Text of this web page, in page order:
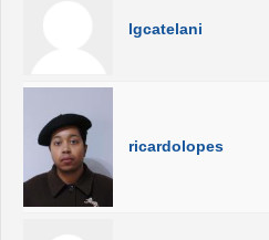
lgcatelani
ricardolopes